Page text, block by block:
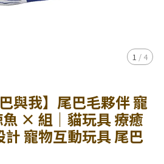
1 / 4
與我】尾巴毛夥伴 寵
× 組｜貓玩具 療癒
寵物互動玩具 尾巴